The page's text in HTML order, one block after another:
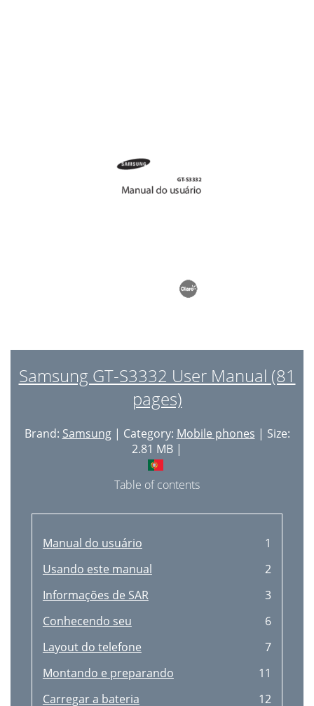
Samsung GT-S3332 User Manual (81
pages)
Brand: Samsung| Category: Mobile phones | Size:
2.81 MB |
Table of contents
Manual do usuário
1
Usando este manual
2
Informações de SAR
3
Conhecendo seu
6
Layout do telefone
7
Montando e preparando
11
Carregar a bateria
12